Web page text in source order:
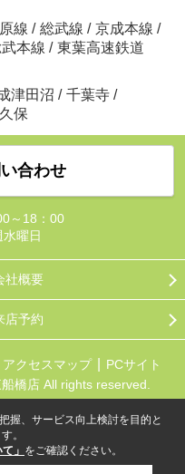
線 / 総武線 / 京成本線 /
本線 / 東葉高速鉄道
津田沼 / 千葉寺 /
保
合わせ
～18：00
水曜日
社概要
店予約
アクセスマップ
PCサイト
橋店 All rights reserved.
握、サービス向上検討を目的と
。
」 をご確認ください。